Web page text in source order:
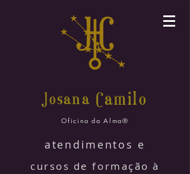
Josana Camilo
Oficina da Alma®
atendimentos e
cursos de formação à